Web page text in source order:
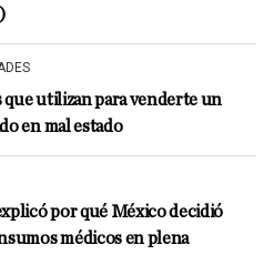
que utilizan para venderte un
en mal estado
por qué México decidió
médicos en plena